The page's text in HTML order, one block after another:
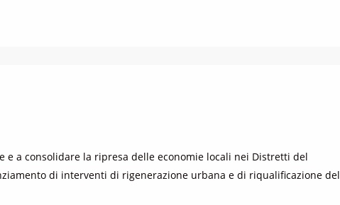
e a consolidare la ripresa delle economie locali nei Distretti del
di interventi di rigenerazione urbana e di riqualificazione del